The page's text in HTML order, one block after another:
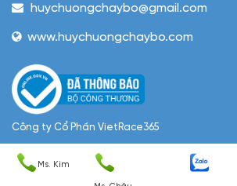
huychuongchaybo@gmail.com
www.huychuongchaybo.com
Công ty Cổ Phần VietRace365
Giấy phép/MST: 0305952229 do Sở
Ms. Kim